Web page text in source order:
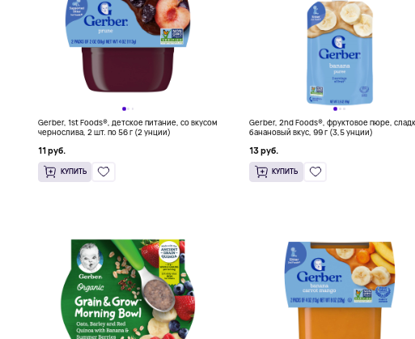
Gerber, 1st Foods®, детское питание, со вкусом
чернослива, 2 шт. по 56 г (2 унции)
11 руб.
КУПИТЬ
Gerber, 2nd Foods®, фруктовое пюре,
банановый вкус, 99 г (3,5 унции)
13 руб.
КУПИТЬ